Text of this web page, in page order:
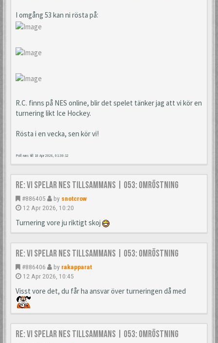
I omgång 53 kan ni rösta på:
R.C. finns på NES online, blir det spelet tänker jag att vi kör en
turnering likt Ice Hockey.
Rösta i en vecka, sen kör vi!
Poll runs till 18 Apr 2026, 01:30:12
Re: Vi spelar NES tillsammans | 053: Omröstning
#886405 by snotcrow
12 Apr 2026, 10:20
Turnering vore ju riktigt skoj
Re: Vi spelar NES tillsammans | 053: Omröstning
#886406 by rakapparat
12 Apr 2026, 10:45
Visst vore det, du får ha ansvar över turneringen då med
Re: Vi spelar NES tillsammans | 053: Omröstning